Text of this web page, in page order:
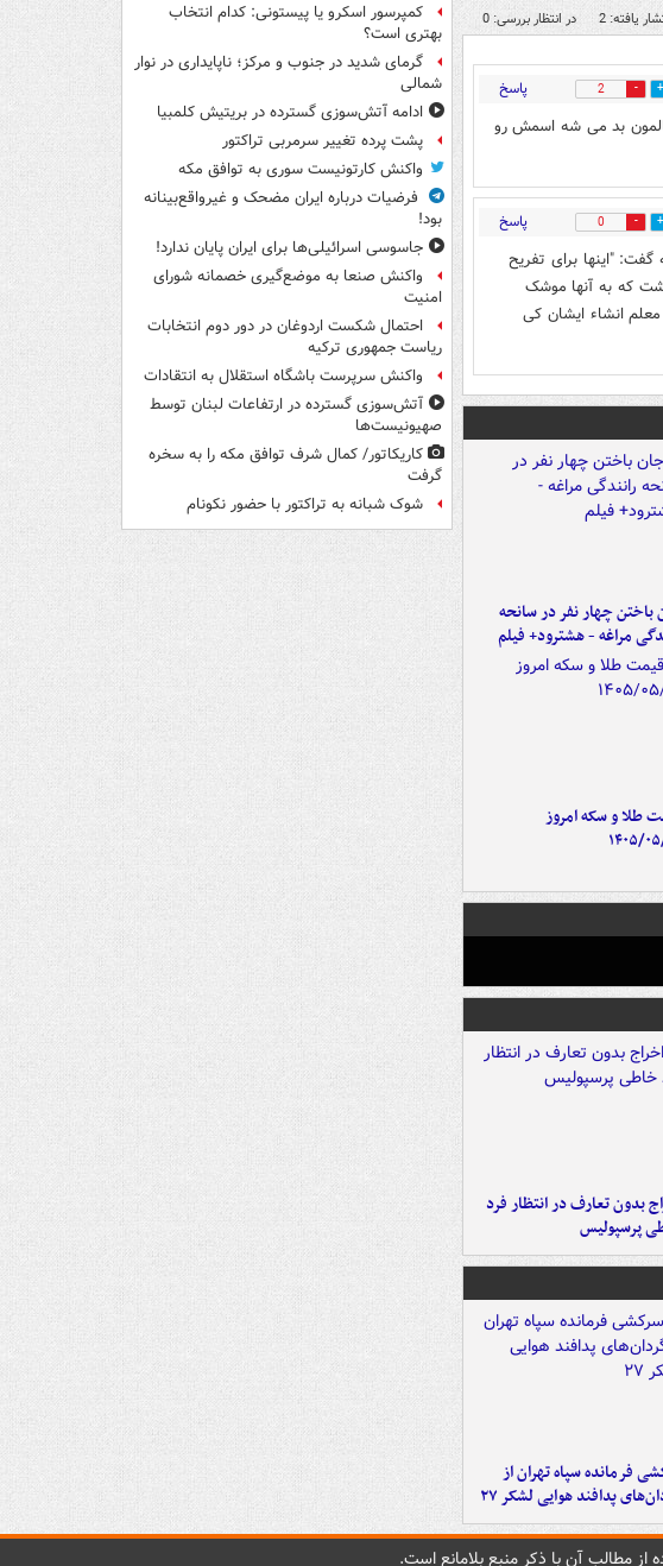
یافته: 2 در انتظار بررسی: 0
2 پاسخ
بد می شه اسمش رو
0 پاسخ
"اینها برای تفریح
که به آنها موشک
معلم انشاء ایشان کی
باختن چهار نفر در سانحه
مراغه - هشترود+ فیلم
طلا و سکه امروز
۰۵/۱۷
بدون تعارف در انتظار فرد
پرسپولیس
فرمانده سپاه تهران از
پدافند هوایی لشکر ۲۷
کمپرسور اسکرو یا پیستونی: کدام انتخاب
بهتری است؟
گرمای شدید در جنوب و مرکز؛ ناپایداری در نوار
شمالی
ادامه آتش‌سوزی گسترده در بریتیش کلمبیا
پشت پرده تغییر سرمربی تراکتور
واکنش کارتونیست سوری به توافق مکه
فرضیات درباره ایران مضحک و غیرواقع‌بینانه
بود!
جاسوسی اسرائیلی‌ها برای ایران پایان ندارد!
واکنش صنعا به موضع‌گیری خصمانه شورای
امنیت
احتمال شکست اردوغان در دور دوم انتخابات
ریاست جمهوری ترکیه
واکنش سرپرست باشگاه استقلال به انتقادات
آتش‌سوزی گسترده در ارتفاعات لبنان توسط
صهیونیست‌ها
کاریکاتور/ کمال شرف توافق مکه را به سخره
گرفت
شوک شبانه به تراکتور با حضور نکونام
مطالب آن با ذکر منبع بلامانع است.